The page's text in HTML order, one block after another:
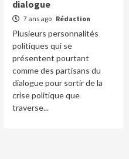
dialogue
7 ans ago Rédaction
Plusieurs personnalités
politiques qui se
présentent pourtant
comme des partisans du
dialogue pour sortir de la
crise politique que
traverse...